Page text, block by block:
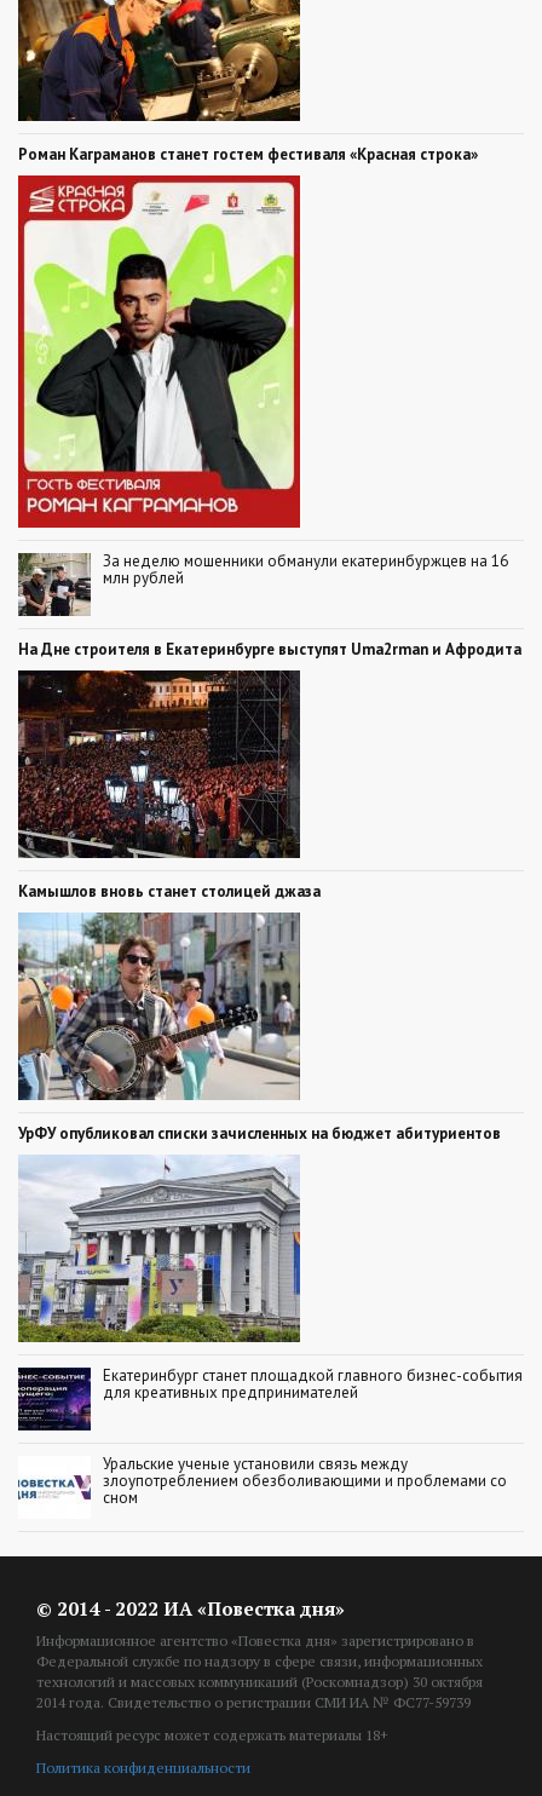
Роман Каграманов станет гостем фестиваля «Красная строка»
За неделю мошенники обманули екатеринбуржцев на 16
млн рублей
На Дне строителя в Екатеринбурге выступят Uma2rman и Афродита
Камышлов вновь станет столицей джаза
УрФУ опубликовал списки зачисленных на бюджет абитуриентов
Екатеринбург станет площадкой главного бизнес-события
для креативных предпринимателей
Уральские ученые установили связь между
злоупотреблением обезболивающими и проблемами со
сном
© 2014 - 2022 ИА «Повестка дня»
Информационное агентство «Повестка дня» зарегистрировано в
Федеральной службе по надзору в сфере связи, информационных
технологий и массовых коммуникаций (Роскомнадзор) 30 октября
2014 года. Свидетельство о регистрации СМИ ИА № ФС77-59739
Настоящий ресурс может содержать материалы 18+
Политика конфиденциальности